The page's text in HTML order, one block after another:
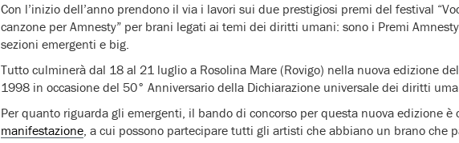
Con l’inizio dell’anno prendono il via i lavori sui due prestigiosi premi del festival
canzone per Amnesty” per brani legati ai temi dei diritti umani: sono i Premi
sezioni emergenti e big.
Tutto culminerà dal 18 al 21 luglio a Rosolina Mare (Rovigo) nella nuova edizione
1998 in occasione del 50° Anniversario della Dichiarazione universale dei diritti
Per quanto riguarda gli emergenti, il bando di concorso per questa nuova edizione è
manifestazione, a cui possono partecipare tutti gli artisti che abbiano un brano che